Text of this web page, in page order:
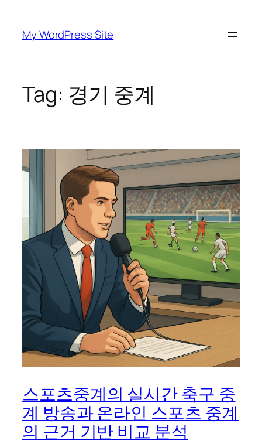
content
My WordPress Site
Tag: 경기 중계
스포츠중계의 실시간 축구 중
계 방송과 온라인 스포츠 중계
의 근거 기반 비교 분석